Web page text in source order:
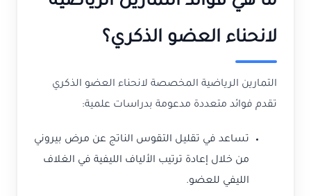
لانحناء العضو الذكري؟
التمارين الرياضية المخصصة لانحناء العضو الذكري
تقدم فوائد متعددة مدعومة بدراسات علمية:
تساعد في تقليل التقوس الناتج عن مرض بيروني
من خلال إعادة ترتيب الألياف الليفية في الغلاف
الليفي للعضو.